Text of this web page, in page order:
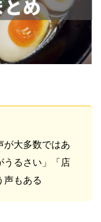
が大多数ではあ
うるさい」「店
声もある